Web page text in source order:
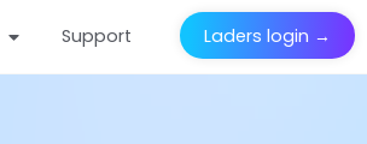
Support Laders login →